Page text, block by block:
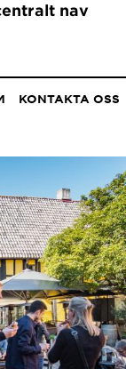
nav
KONTAKTA OSS